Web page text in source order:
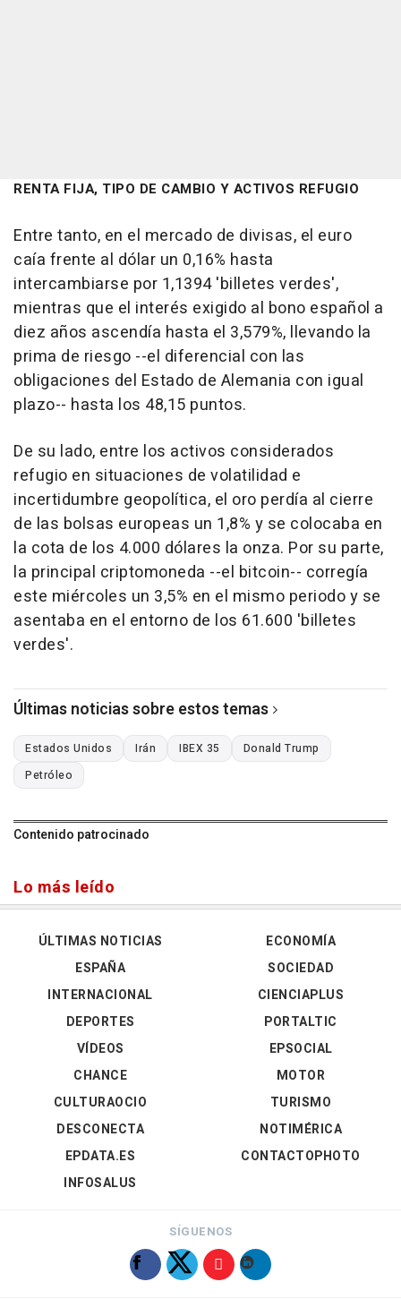
RENTA FIJA, TIPO DE CAMBIO Y ACTIVOS REFUGIO
Entre tanto, en el mercado de divisas, el euro
caía frente al dólar un 0,16% hasta
intercambiarse por 1,1394 'billetes verdes',
mientras que el interés exigido al bono español a
diez años ascendía hasta el 3,579%, llevando la
prima de riesgo --el diferencial con las
obligaciones del Estado de Alemania con igual
plazo-- hasta los 48,15 puntos.
De su lado, entre los activos considerados
refugio en situaciones de volatilidad e
incertidumbre geopolítica, el oro perdía al cierre
de las bolsas europeas un 1,8% y se colocaba en
la cota de los 4.000 dólares la onza. Por su parte,
la principal criptomoneda --el bitcoin-- corregía
este miércoles un 3,5% en el mismo periodo y se
asentaba en el entorno de los 61.600 'billetes
verdes'.
Últimas noticias sobre estos temas
Estados Unidos Irán IBEX 35
Donald Trump
Petróleo
Contenido patrocinado
Lo más leído
ÚLTIMAS NOTICIAS
ESPAÑA
INTERNACIONAL
DEPORTES
VÍDEOS
ECONOMÍA
SOCIEDAD
CIENCIAPLUS
PORTALTIC
EPSOCIAL
CHANCE
CULTURAOCIO
DESCONECTA
EPDATA.ES
INFOSALUS
MOTOR
TURISMO
NOTIMÉRICA
CONTACTOPHOTO
SÍGUENOS